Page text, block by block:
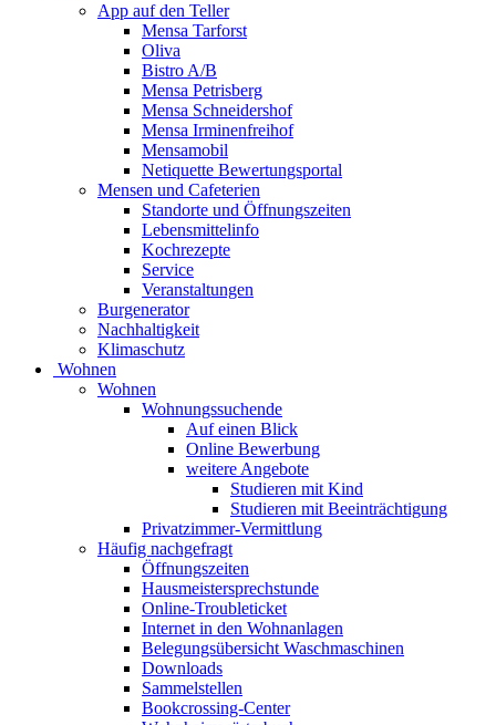
App auf den Teller
Mensa Tarforst
Oliva
Bistro A/B
Mensa Petrisberg
Mensa Schneidershof
Mensa Irminenfreihof
Mensamobil
Netiquette Bewertungsportal
Mensen und Cafeterien
Standorte und Öffnungszeiten
Lebensmittelinfo
Kochrezepte
Service
Veranstaltungen
Burgenerator
Nachhaltigkeit
Klimaschutz
Wohnen
Wohnen
Wohnungssuchende
Auf einen Blick
Online Bewerbung
weitere Angebote
Studieren mit Kind
Studieren mit Beeinträchtigung
Privatzimmer-Vermittlung
Häufig nachgefragt
Öffnungszeiten
Hausmeistersprechstunde
Online-Troubleticket
Internet in den Wohnanlagen
Belegungsübersicht Waschmaschinen
Downloads
Sammelstellen
Bookcrossing-Center